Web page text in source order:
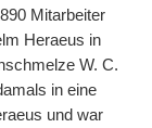
Mitarbeiter
Heraeus in
W. C.
in eine
und war